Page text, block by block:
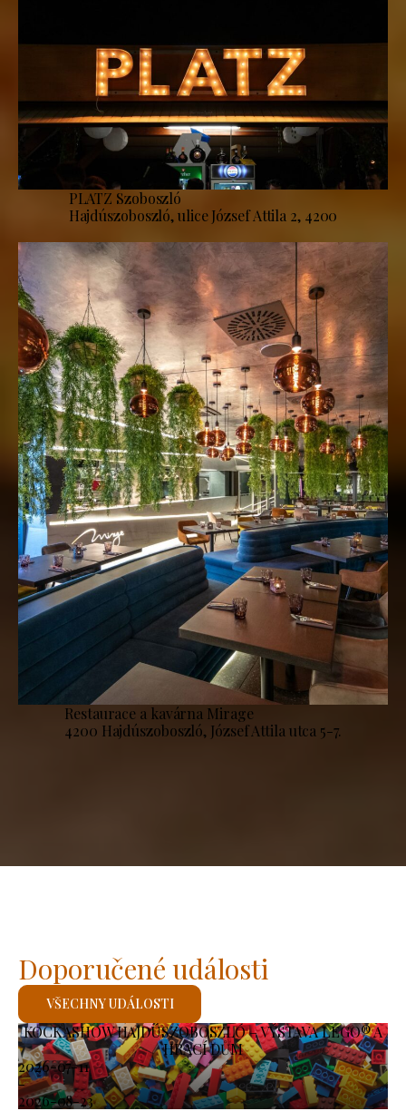
PLATZ Szoboszló
Hajdúszoboszló, ulice József Attila 2, 4200
Restaurace a kavárna Mirage
4200 Hajdúszoboszló, József Attila utca 5-7.
KOCKASHOW HAJDÚSZOBOSZLÓ – VÝSTAVA LEGO® A
HRACÍ DŮM
2026-07-11
-
2026-08-23
Doporučené události
VŠECHNY UDÁLOSTI